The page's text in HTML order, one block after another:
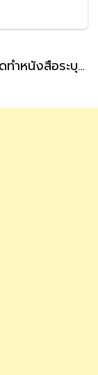
ประกันสังคม แนะผู้ประกันตนที่สถานะโสดทำหนังสือระบุผู้รับเงินสงเคราะห์ กรณีตายล่วงหน้า